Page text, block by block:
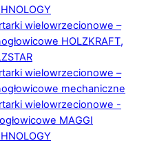
wielowrzecionowe –
HOLZKRAFT,
wielowrzecionowe –
mechaniczne
wielowrzecionowe -
MAGGI